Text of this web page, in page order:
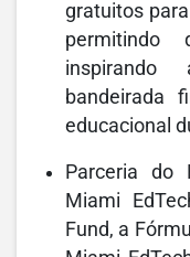
gratuitos
permitindo
bandeirada
educacional
Parceria do
Miami
Fund, a